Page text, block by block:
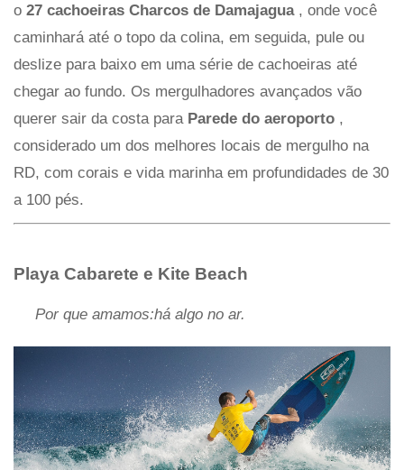
o 27 cachoeiras Charcos de Damajagua , onde você
caminhará até o topo da colina, em seguida, pule ou
deslize para baixo em uma série de cachoeiras até
chegar ao fundo. Os mergulhadores avançados vão
querer sair da costa para Parede do aeroporto ,
considerado um dos melhores locais de mergulho na
RD, com corais e vida marinha em profundidades de 30
a 100 pés.
Playa Cabarete e Kite Beach
Por que amamos:há algo no ar.